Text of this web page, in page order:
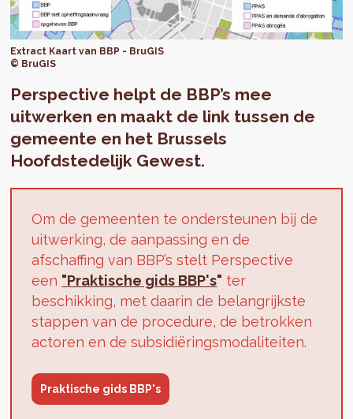
Extract Kaart van BBP - BruGIS
© BruGIS
Perspective helpt de BBP’s mee
uitwerken en maakt de link tussen de
gemeente en het Brussels
Hoofdstedelijk Gewest.
Om de gemeenten te ondersteunen bij de
uitwerking, de aanpassing en de
afschaffing van BBP’s stelt Perspective
een "Praktische gids BBP's" ter
beschikking, met daarin de belangrijkste
stappen van de procedure, de betrokken
actoren en de subsidiëringsmodaliteiten.
Praktische gids BBP's